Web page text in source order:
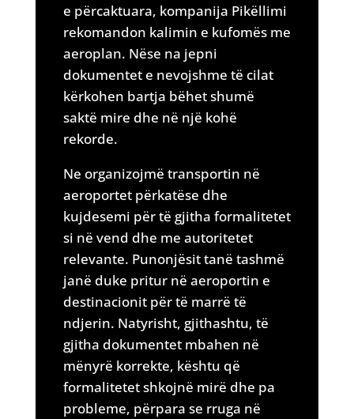
e përcaktuara, kompanija Pikëllimi
rekomandon kalimin e kufomës me
aeroplan. Nëse na jepni
dokumentet e nevojshme të cilat
kërkohen bartja bëhet shumë
saktë mire dhe në një kohë
rekorde.
Ne organizojmë transportin në
aeroportet përkatëse dhe
kujdesemi për të gjitha formalitetet
si në vend dhe me autoritetet
relevante. Punonjësit tanë tashmë
janë duke pritur në aeroportin e
destinacionit për të marrë të
ndjerin. Natyrisht, gjithashtu, të
gjitha dokumentet mbahen në
mënyrë korrekte, kështu që
formalitetet shkojnë mirë dhe pa
probleme, përpara se rruga në